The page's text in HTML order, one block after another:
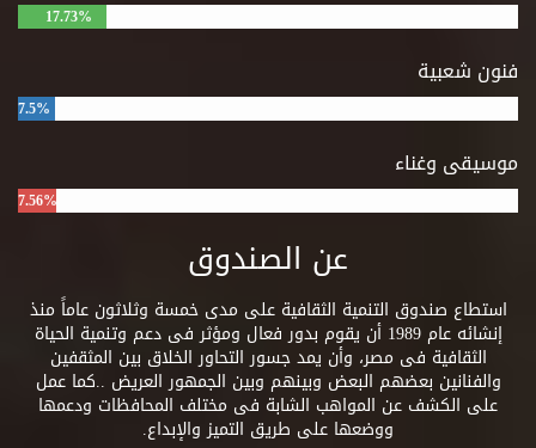
17.73%
فنون شعبية
7.5%
موسيقى وغناء
7.56%
عن الصندوق
استطاع صندوق التنمية الثقافية على مدى خمسة وثلاثون عاماً منذ
إنشائه عام 1989 أن يقوم بدور فعال ومؤثر فى دعم وتنمية الحياة
الثقافية فى مصر، وأن يمد جسور التحاور الخلاق بين المثقفين
والفنانين بعضهم البعض وبينهم وبين الجمهور العريض ..كما عمل
على الكشف عن المواهب الشابة فى مختلف المحافظات ودعمها
ووضعها على طريق التميز والإبداع.